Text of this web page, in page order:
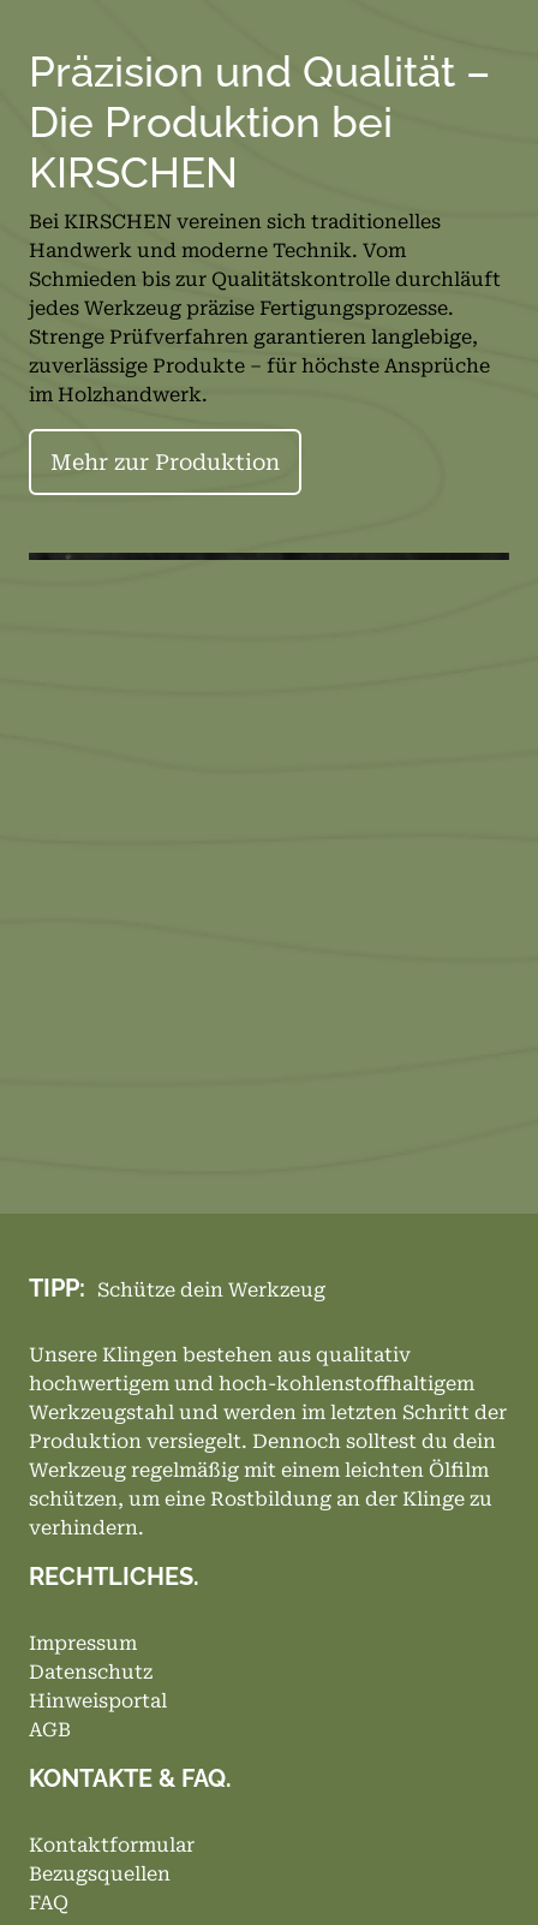
Präzision und Qualität –
Die Produktion bei
KIRSCHEN
Bei KIRSCHEN vereinen sich traditionelles
Handwerk und moderne Technik. Vom
Schmieden bis zur Qualitätskontrolle durchläuft
jedes Werkzeug präzise Fertigungsprozesse.
Strenge Prüfverfahren garantieren langlebige,
zuverlässige Produkte – für höchste Ansprüche
im Holzhandwerk.
Mehr zur Produktion
TIPP: Schütze dein Werkzeug
Unsere Klingen bestehen aus qualitativ
hochwertigem und hoch-kohlenstoffhaltigem
Werkzeugstahl und werden im letzten Schritt der
Produktion versiegelt. Dennoch solltest du dein
Werkzeug regelmäßig mit einem leichten Ölfilm
schützen, um eine Rostbildung an der Klinge zu
verhindern.
RECHTLICHES.
Impressum
Datenschutz
Hinweisportal
AGB
KONTAKTE & FAQ.
Kontaktformular
Bezugsquellen
FAQ